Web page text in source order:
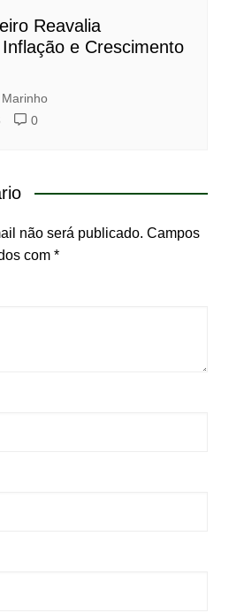
Reavalia
e Crescimento
Marinho
0
não será publicado. Campos
com *